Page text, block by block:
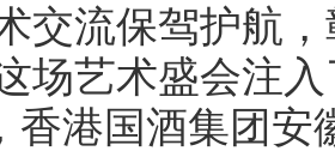
交流保驾护航
场艺术盛会注
港国酒集团安